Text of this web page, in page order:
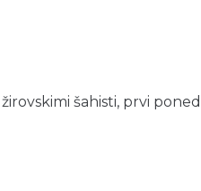
šahisti, prvi